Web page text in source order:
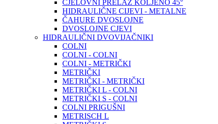
CJELOVNI PRELAZ KOLJENO 45°
HIDRAULIČNE CIJEVI - METALNE
ČAHURE DVOSLOJNE
DVOSLOJNE CJEVI
HIDRAULIČNI DVOVIJAČNIKI
COLNI
COLNI - COLNI
COLNI - METRIČKI
METRIČKI
METRIČKI - METRIČKI
METRIČKI L - COLNI
METRIČKI S - COLNI
COLNI PRIGUŠNI
METRISCH L